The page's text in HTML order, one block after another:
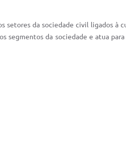
da sociedade civil ligados à
segmentos da sociedade e atua